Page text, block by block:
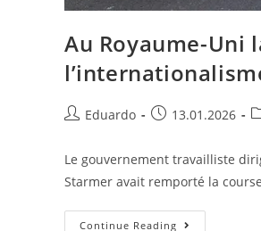
Au Royaume-
Eduardo 13.01.2026
Le gouvernement travailliste
Starmer avait remporté la
Continue Reading